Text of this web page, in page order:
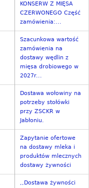
KONSERW Z MIĘSA
CZERWONEGO Część
zamówienia:...
Szacunkowa wartość
zamówienia na
dostawy wędlin z
mięsa drobiowego w
2027r...
Dostawa wołowiny na
potrzeby stołówki
przy ZSCKR w
Jabłoniu.
Zapytanie ofertowe
na dostawy mleka i
produktów mlecznych
dostawy żywności
,,Dostawa żywności